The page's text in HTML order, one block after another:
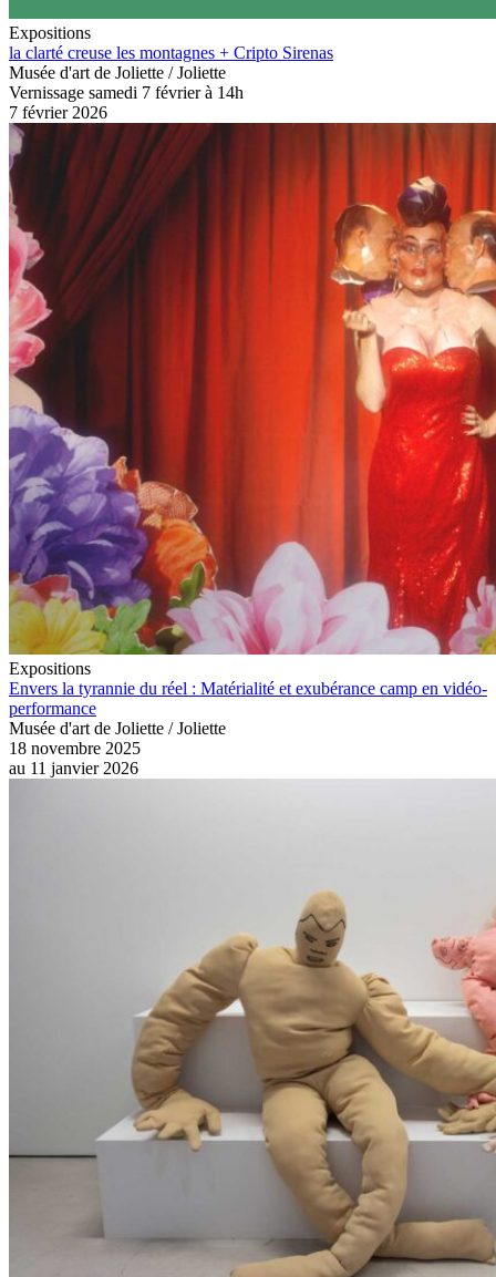
Expositions
la clarté creuse les montagnes + Cripto Sirenas
Musée d'art de Joliette / Joliette
Vernissage samedi 7 février à 14h
7 février 2026
Expositions
Envers la tyrannie du réel : Matérialité et exubérance camp en vidéo-
performance
Musée d'art de Joliette / Joliette
18 novembre 2025
au 11 janvier 2026